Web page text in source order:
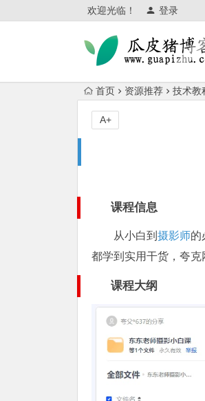
欢迎光临！ 登录
首页 资源推荐 技术教
课程信息
从小白到 摄影师的
都学到实用干货，夸克
课程大纲
A+